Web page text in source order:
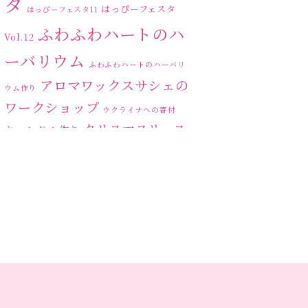
はっぴーフェスタ11 はっぴーフェスタ
Vol.12 ふわふわハートのハ
ーバリウム ふわふわハートのハーバリ
ウム作り
アロマワックスサシェの
ワークショップ ウクライナへの寄付
キャンドル作り クリスマスリース
ーバリウムレッスン ハ